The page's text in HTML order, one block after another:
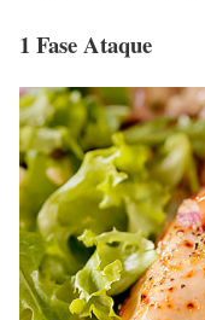
1 Fase Ataque